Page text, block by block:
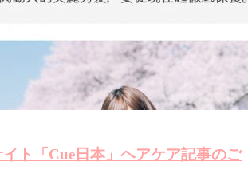
ト「Cue日本」ヘアケア記事のご